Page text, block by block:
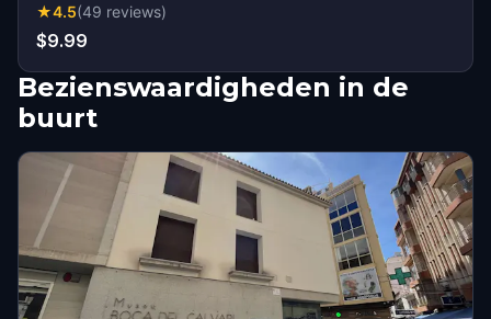
★4.5(49 reviews)
$9.99
Bezienswaardigheden in de
buurt